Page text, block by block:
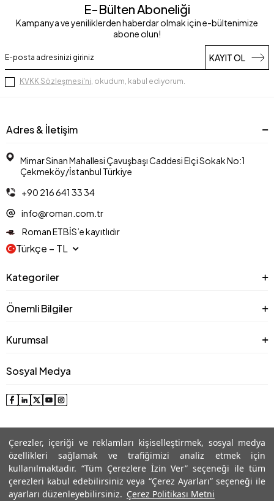
Çerezler, içeriği ve reklamları kişiselleştirmek, sosyal medya
özellikleri sağlamak ve trafiğimizi analiz etmek için
kullanılmaktadır. “Tüm Çerezlere İzin Ver” seçeneği ile tüm
çerezleri kabul edebilirsiniz veya “Çerez Ayarları” seçeneği ile
ayarları düzenleyebilirsiniz. Çerez Politikası Metni
E-Bülten Aboneliği
Kampanya ve yeniliklerden haberdar olmak için e-bültenimize
abone olun!
KAYIT OL
KVKK Sözleşmesi'ni , okudum, kabul ediyorum.
Adres & İletişim
Mimar Sinan Mahallesi Çavuşbaşı Caddesi Elçi Sokak No:1
Çekmeköy/İstanbul Türkiye
+90 216 641 33 34
info@roman.com.tr
Roman ETBİS’e kayıtlıdır
Türkçe − TL
Kategoriler
Önemli Bilgiler
Kurumsal
Sosyal Medya
© 2025 Roman® Tüm Hakları Saklıdır, İzinsiz kullanılamaz